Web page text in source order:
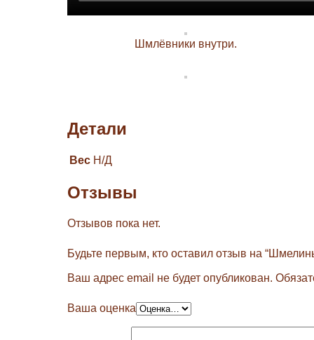
Шмлёвники внутри.
Детали
Вес Н/Д
Отзывы
Отзывов пока нет.
Будьте первым, кто оставил отзыв на
Ваш адрес email не будет опубликован.
Ваша оценка